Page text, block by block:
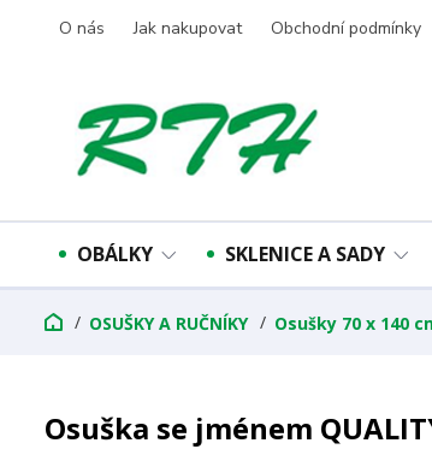
O nás Jak nakupovat Obchodní podmínky
OBÁLKY SKLENICE A SADY
OSUŠKY A RUČNÍKY Osušky 70 x 140
Osuška se jménem